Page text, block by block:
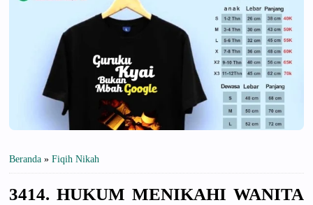
Beranda » Fiqih Nikah
3414. HUKUM MENIKAHI WANITA